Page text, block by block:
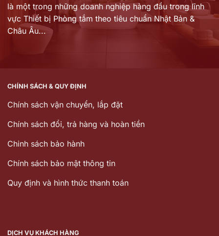
là một trong những doanh nghiệp hàng đầu trong lĩnh
vực Thiết bị Phòng tắm theo tiêu chuẩn Nhật Bản &
Châu Âu...
CHÍNH SÁCH & QUY ĐỊNH
Chính sách vận chuyển, lắp đặt
Chính sách đổi, trả hàng và hoàn tiền
Chinh sách bảo hành
Chính sách bảo mật thông tin
Quy định và hình thức thanh toán
DỊCH VỤ KHÁCH HÀNG